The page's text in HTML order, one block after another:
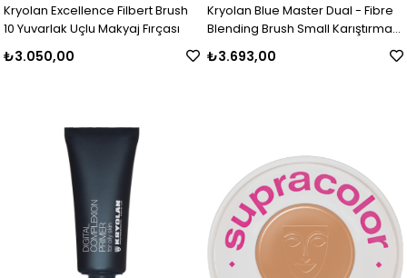
Kryolan Excellence Filbert Brush
10 Yuvarlak Uçlu Makyaj Fırçası
₺3.050,00
Kryolan Blue Master Dual - Fibre
Blending Brush Small Karıştırma
₺3.693,00